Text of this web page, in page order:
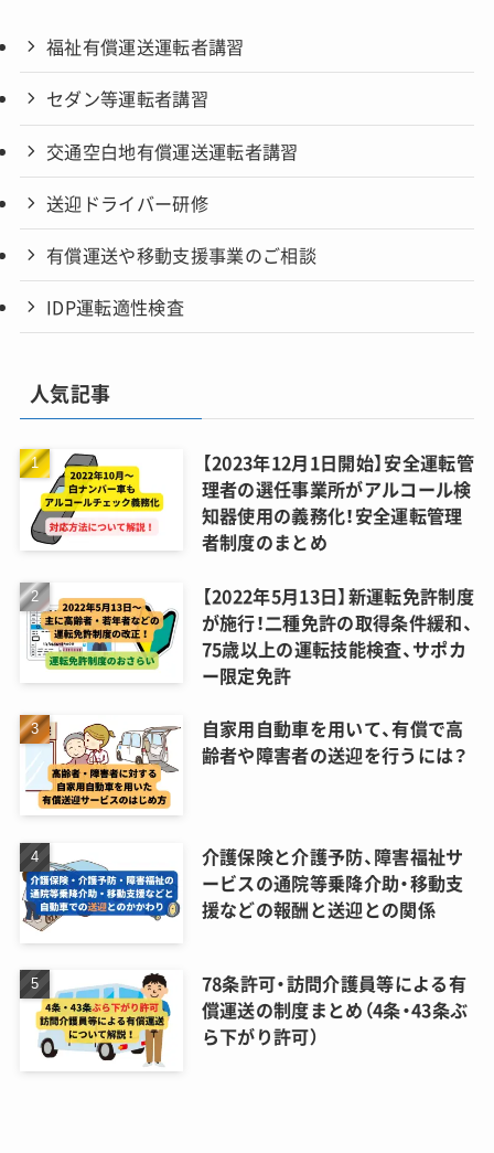
福祉有償運送運転者講習
セダン等運転者講習
交通空白地有償運送運転者講習
送迎ドライバー研修
有償運送や移動支援事業のご相談
IDP運転適性検査
人気記事
【2023年12月1日開始】安全運転管
理者の選任事業所がアルコール検
知器使用の義務化！安全運転管理
者制度のまとめ
【2022年5月13日】新運転免許制度
が施行！二種免許の取得条件緩和、
75歳以上の運転技能検査、サポカ
ー限定免許
自家用自動車を用いて、有償で高
齢者や障害者の送迎を行うには？
介護保険と介護予防、障害福祉サ
ービスの通院等乗降介助・移動支
援などの報酬と送迎との関係
78条許可・訪問介護員等による有
償運送の制度まとめ（4条・43条ぶ
ら下がり許可）